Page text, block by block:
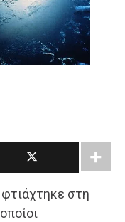
στη